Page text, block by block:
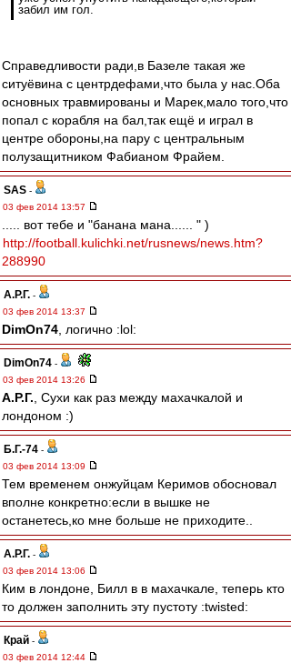
забил им гол.
Справедливости ради,в Базеле такая же
ситуёвина с центрдефами,что была у нас.Оба
основных травмированы и Марек,мало того,что
попал с корабля на бал,так ещё и играл в
центре обороны,на пару с центральным
полузащитником Фабианом Фрайем.
SAS -
03 фев 2014 13:57
..... вот тебе и "банана мана...... " )
http://football.kulichki.net/rusnews/news.htm?
288990
А.Р.Г. -
03 фев 2014 13:37
DimOn74 , логично :lol:
DimOn74 -
03 фев 2014 13:26
А.Р.Г. , Сухи как раз между махачкалой и
лондоном :)
Б.Г.-74 -
03 фев 2014 13:09
Тем временем онжуйцам Керимов обосновал
вполне конкретно:если в вышке не
останетесь,ко мне больше не приходите..
А.Р.Г. -
03 фев 2014 13:06
Ким в лондоне, Билл в в махачкале, теперь кто
то должен заполнить эту пустоту :twisted:
Край -
03 фев 2014 12:44